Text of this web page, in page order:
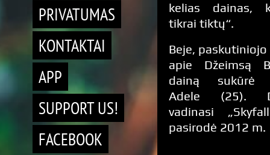
PRIVATUMAS
KONTAKTAI
APP
SUPPORT US!
FACEBOOK
kelias dainas,
tikrai tiktų“.
Beje,
apie Džeimsą
dainą sukūrė
Adele (25).
vadinasi
pasirodė 2012 m.